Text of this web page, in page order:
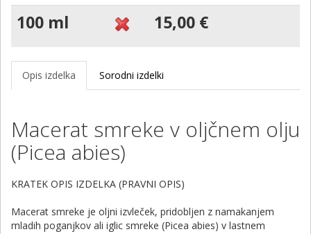
100 ml 15,00 €
Opis izdelka Sorodni izdelki
Macerat smreke v oljčnem olju
(Picea abies)
KRATEK OPIS IZDELKA (PRAVNI OPIS)
Macerat smreke je oljni izvleček, pridobljen z namakanjem
mladih poganjkov ali iglic smreke (Picea abies) v lastnem